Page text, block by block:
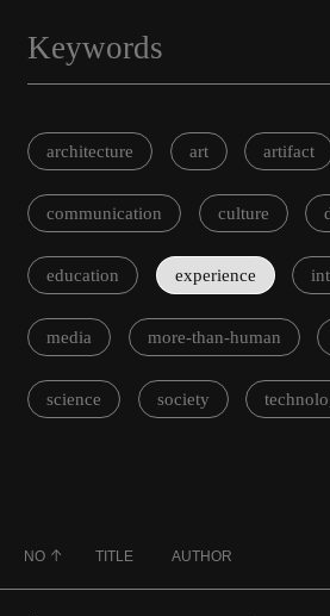
architecture art artifact
communication culture
education experience
media more-than-human
science society
NO TITLE AUTHOR